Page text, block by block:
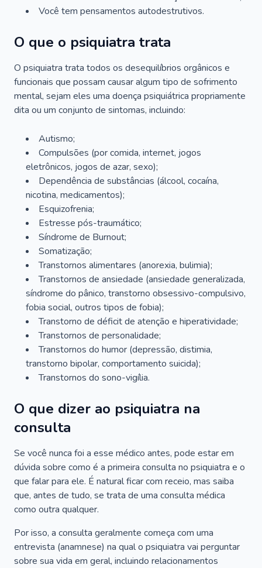
Você tem pensamentos autodestrutivos.
O que o psiquiatra trata
O psiquiatra trata todos os desequilíbrios orgânicos e
funcionais que possam causar algum tipo de sofrimento
mental, sejam eles uma doença psiquiátrica propriamente
dita ou um conjunto de sintomas, incluindo:
Autismo;
Compulsões (por comida, internet, jogos
eletrônicos, jogos de azar, sexo);
Dependência de substâncias (álcool, cocaína,
nicotina, medicamentos);
Esquizofrenia;
Estresse pós-traumático;
Síndrome de Burnout;
Somatização;
Transtornos alimentares (anorexia, bulimia);
Transtornos de ansiedade (ansiedade generalizada,
síndrome do pânico, transtorno obsessivo-compulsivo,
fobia social, outros tipos de fobia);
Transtorno de déficit de atenção e hiperatividade;
Transtornos de personalidade;
Transtornos do humor (depressão, distimia,
transtorno bipolar, comportamento suicida);
Transtornos do sono-vigília.
O que dizer ao psiquiatra na
consulta
Se você nunca foi a esse médico antes, pode estar em
dúvida sobre como é a primeira consulta no psiquiatra e o
que falar para ele. É natural ficar com receio, mas saiba
que, antes de tudo, se trata de uma consulta médica
como outra qualquer.
Por isso, a consulta geralmente começa com uma
entrevista (anamnese) na qual o psiquiatra vai perguntar
sobre sua vida em geral, incluindo relacionamentos